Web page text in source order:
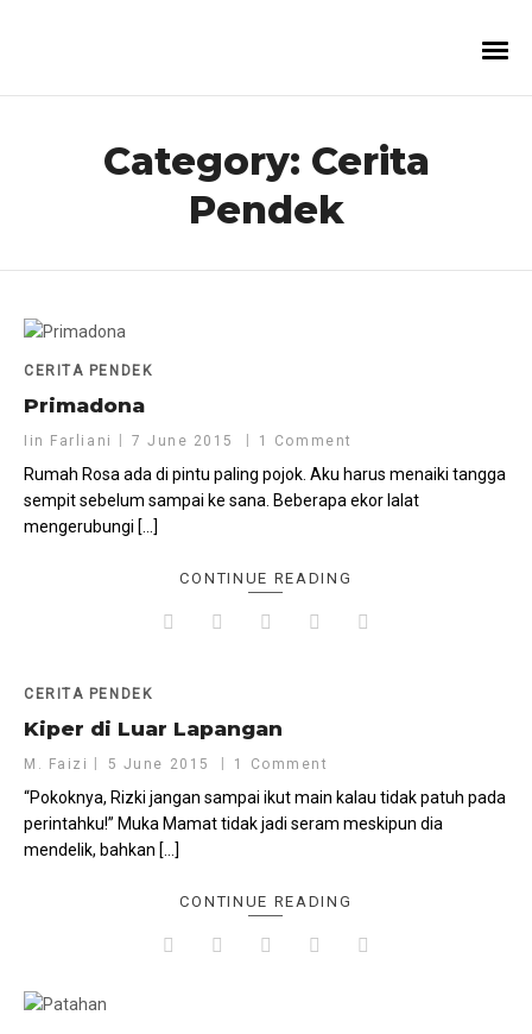
Category: Cerita
Pendek
CERITA PENDEK
Primadona
Iin Farliani 7 June 2015 1 Comment
Rumah Rosa ada di pintu paling pojok. Aku harus menaiki tangga
sempit sebelum sampai ke sana. Beberapa ekor lalat
mengerubungi […]
CONTINUE READING
CERITA PENDEK
Kiper di Luar Lapangan
M. Faizi 5 June 2015 1 Comment
“Pokoknya, Rizki jangan sampai ikut main kalau tidak patuh pada
perintahku!” Muka Mamat tidak jadi seram meskipun dia
mendelik, bahkan […]
CONTINUE READING